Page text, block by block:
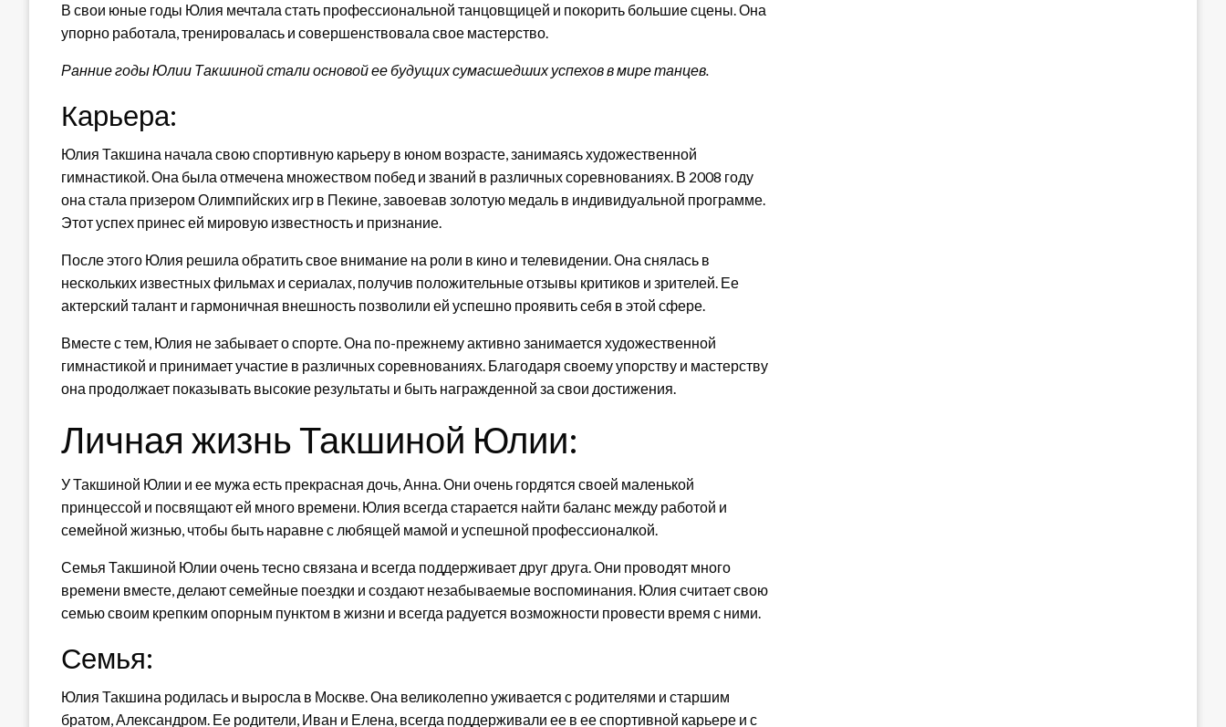
В свои юные годы Юлия мечтала стать профессиональной танцовщицей и покорить большие сцены. Она
упорно работала, тренировалась и совершенствовала свое мастерство.
Ранние годы Юлии Такшиной стали основой ее будущих сумасшедших успехов в мире танцев.
Карьера:
Юлия Такшина начала свою спортивную карьеру в юном возрасте, занимаясь художественной
гимнастикой. Она была отмечена множеством побед и званий в различных соревнованиях. В 2008 году
она стала призером Олимпийских игр в Пекине, завоевав золотую медаль в индивидуальной программе.
Этот успех принес ей мировую известность и признание.
После этого Юлия решила обратить свое внимание на роли в кино и телевидении. Она снялась в
нескольких известных фильмах и сериалах, получив положительные отзывы критиков и зрителей. Ее
актерский талант и гармоничная внешность позволили ей успешно проявить себя в этой сфере.
Вместе с тем, Юлия не забывает о спорте. Она по-прежнему активно занимается художественной
гимнастикой и принимает участие в различных соревнованиях. Благодаря своему упорству и мастерству
она продолжает показывать высокие результаты и быть награжденной за свои достижения.
Личная жизнь Такшиной Юлии:
У Такшиной Юлии и ее мужа есть прекрасная дочь, Анна. Они очень гордятся своей маленькой
принцессой и посвящают ей много времени. Юлия всегда старается найти баланс между работой и
семейной жизнью, чтобы быть наравне с любящей мамой и успешной профессионалкой.
Семья Такшиной Юлии очень тесно связана и всегда поддерживает друг друга. Они проводят много
времени вместе, делают семейные поездки и создают незабываемые воспоминания. Юлия считает свою
семью своим крепким опорным пунктом в жизни и всегда радуется возможности провести время с ними.
Семья:
Юлия Такшина родилась и выросла в Москве. Она великолепно уживается с родителями и старшим
братом, Александром. Ее родители, Иван и Елена, всегда поддерживали ее в ее спортивной карьере и с